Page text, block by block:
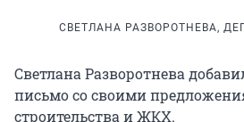
СВЕТЛАНА РАЗВОРОТНЕВА,
Светлана Разворотнева
письмо со своими
строительства и ЖКХ.